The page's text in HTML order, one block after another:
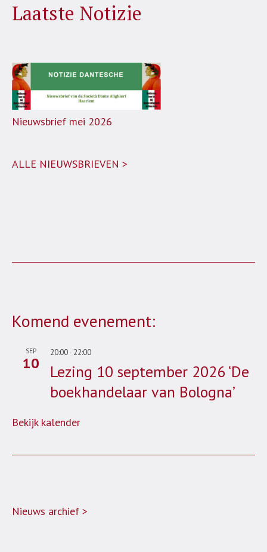
Laatste Notizie
Nieuwsbrief mei 2026
ALLE NIEUWSBRIEVEN >
Komend evenement:
SEP
10
20:00- 22:00
Lezing 10 september 2026 ‘De
boekhandelaar van Bologna’
Bekijk kalender
Nieuws archief >